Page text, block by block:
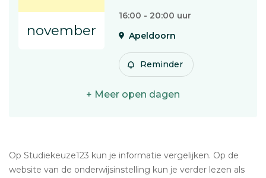
november
16:00 - 20:00 uur
Apeldoorn
Reminder
+ Meer open dagen
Op Studiekeuze123 kun je informatie vergelijken. Op de
website van de onderwijsinstelling kun je verder lezen als